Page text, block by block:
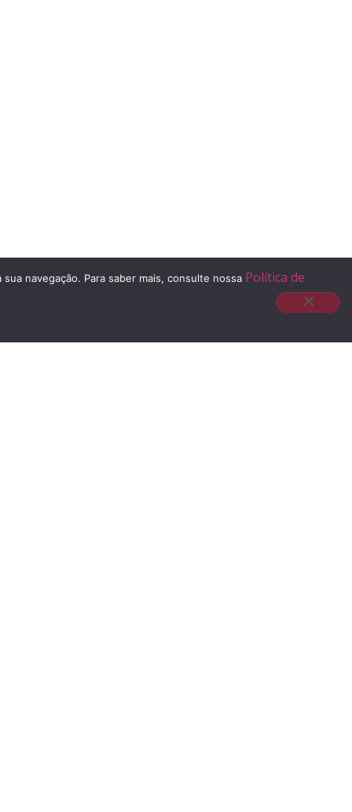
navegação. Para saber mais, consulte nossa Política de